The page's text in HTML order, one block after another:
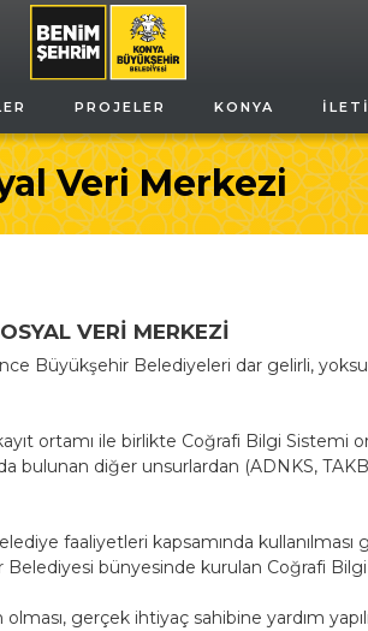
PROJELER KONYA
Veri Merkezi
VERİ MERKEZİ
Büyükşehir Belediyeleri dar gelirli,
ile birlikte Coğrafi Bilgi Sistemi
bulunan diğer unsurlardan (ADNKS,
faaliyetleri kapsamında kullanılması
bünyesinde kurulan Coğrafi
gerçek ihtiyaç sahibine yardım